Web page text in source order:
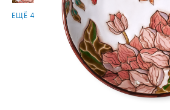
ЕЩЁ 4